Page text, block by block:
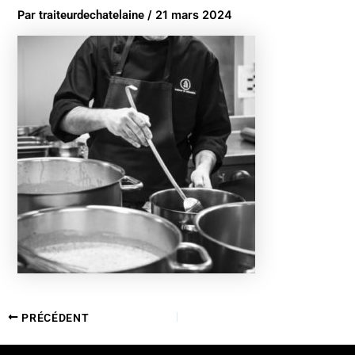
Partraiteurdechatelaine/ 21 mars 2024
PRÉCÉDENT